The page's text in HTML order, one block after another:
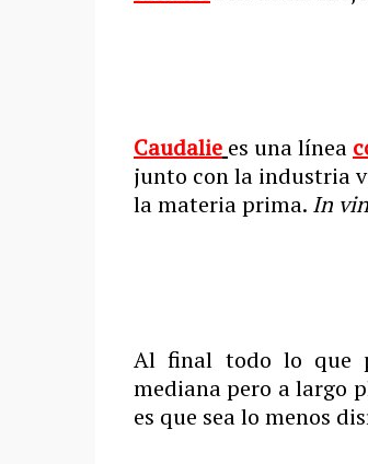
Caudalie es una línea
junto con la industria
la materia prima. In
Al final todo lo que
mediana pero a largo
es que sea lo menos